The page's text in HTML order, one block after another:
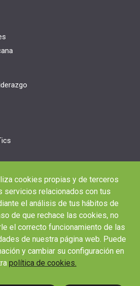
e Intervención
cookies propias y de terceros
servicios relacionados con tus
el análisis de tus hábitos de
de que rechace las cookies, no
el correcto funcionamiento de las
de nuestra página web. Puede
y cambiar su configuración en
política de cookies.